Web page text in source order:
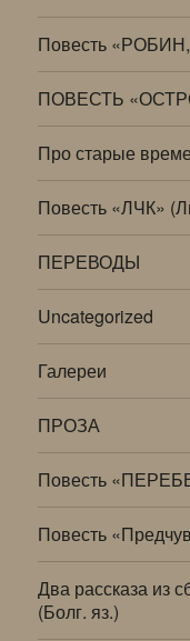
Повесть
ПОВЕСТЬ
Про старые
Повесть «ЛЧК»
ПЕРЕВОДЫ
Uncategorized
Галереи
ПРОЗА
Повесть
Повесть
Два рассказа из
(Болг. яз.)